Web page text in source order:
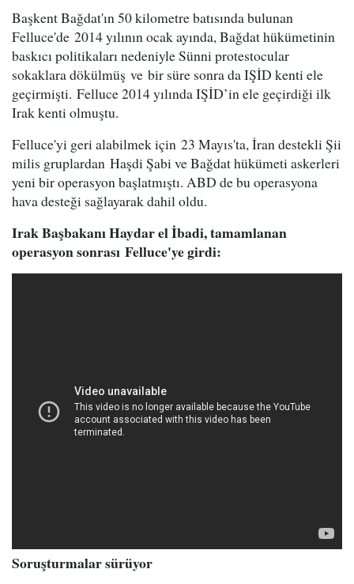
Başkent Bağdat'ın 50 kilometre batısında bulunan
Felluce'de 2014 yılının ocak ayında, Bağdat hükümetinin
baskıcı politikaları nedeniyle Sünni protestocular
sokaklara dökülmüş ve bir süre sonra da IŞİD kenti ele
geçirmişti. Felluce 2014 yılında IŞİD’in ele geçirdiği ilk
Irak kenti olmuştu.
Felluce'yi geri alabilmek için 23 Mayıs'ta, İran destekli Şii
milis gruplardan Haşdi Şabi ve Bağdat hükümeti askerleri
yeni bir operasyon başlatmıştı. ABD de bu operasyona
hava desteği sağlayarak dahil oldu.
Irak Başbakanı Haydar el İbadi, tamamlanan
operasyon sonrası Felluce'ye girdi:
Soruşturmalar sürüyor